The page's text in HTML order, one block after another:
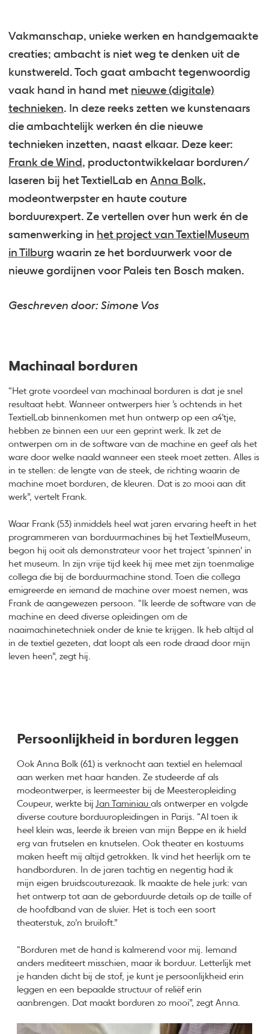
Vakmanschap, unieke werken en handgemaakte
creaties; ambacht is niet weg te denken uit de
kunstwereld. Toch gaat ambacht tegenwoordig
vaak hand in hand met nieuwe (digitale)
technieken. In deze reeks zetten we kunstenaars
die ambachtelijk werken én die nieuwe
technieken inzetten, naast elkaar. Deze keer:
Frank de Wind , productontwikkelaar borduren/
laseren bij het TextielLab enAnna Bolk,
modeontwerpster en haute couture
borduurexpert. Ze vertellen over hun werk én de
samenwerking in het project van TextielMuseum
in Tilburg waarin ze het borduurwerk voor de
nieuwe gordijnen voor Paleis ten Bosch maken.
Geschreven door: Simone Vos
Machinaal borduren
“Het grote voordeel van machinaal borduren is dat je snel
resultaat hebt. Wanneer ontwerpers hier ’s ochtends in het
TextielLab binnenkomen met hun ontwerp op een a4’tje,
hebben ze binnen een uur een geprint werk. Ik zet de
ontwerpen om in de software van de machine en geef als het
ware door welke naald wanneer een steek moet zetten. Alles is
in te stellen: de lengte van de steek, de richting waarin de
machine moet borduren, de kleuren. Dat is zo mooi aan dit
werk”, vertelt Frank.
Waar Frank (53) inmiddels heel wat jaren ervaring heeft in het
programmeren van borduurmachines bij het TextielMuseum,
begon hij ooit als demonstrateur voor het traject ‘spinnen’ in
het museum. In zijn vrije tijd keek hij mee met zijn toenmalige
collega die bij de borduurmachine stond. Toen die collega
emigreerde en iemand de machine over moest nemen, was
Frank de aangewezen persoon. “Ik leerde de software van de
machine en deed diverse opleidingen om de
naaimachinetechniek onder de knie te krijgen. Ik heb altijd al
in de textiel gezeten, dat loopt als een rode draad door mijn
leven heen”, zegt hij.
Persoonlijkheid in borduren leggen
Ook Anna Bolk (61) is verknocht aan textiel en helemaal
aan werken met haar handen. Ze studeerde af als
modeontwerper, is leermeester bij de Meesteropleiding
Coupeur, werkte bijJan Taminiauals ontwerper en volgde
diverse couture borduuropleidingen in Parijs. “Al toen ik
heel klein was, leerde ik breien van mijn Beppe en ik hield
erg van frutselen en knutselen. Ook theater en kostuums
maken heeft mij altijd getrokken. Ik vind het heerlijk om te
handborduren. In de jaren tachtig en negentig had ik
mijn eigen bruidscouturezaak. Ik maakte de hele jurk: van
het ontwerp tot aan de geborduurde details op de taille of
de hoofdband van de sluier. Het is toch een soort
theaterstuk, zo’n bruiloft.”
“Borduren met de hand is kalmerend voor mij. Iemand
anders mediteert misschien, maar ik borduur. Letterlijk met
je handen dicht bij de stof, je kunt je persoonlijkheid erin
leggen en een bepaalde structuur of reliëf erin
aanbrengen. Dat maakt borduren zo mooi”, zegt Anna.